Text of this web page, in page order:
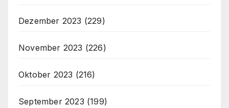
Dezember 2023 (229)
November 2023 (226)
Oktober 2023 (216)
September 2023 (199)